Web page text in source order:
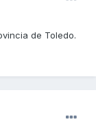
de Toledo.